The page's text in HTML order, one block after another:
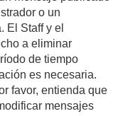
o un
El Staff y el
a eliminar
de tiempo
es necesaria.
favor, entienda que
mensajes